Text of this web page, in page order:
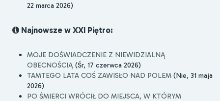
22 marca 2026)
Najnowsze w XXI Piętro:
MOJE DOŚWIADCZENIE Z NIEWIDZIALNĄ
OBECNOŚCIĄ (Śr, 17 czerwca 2026)
TAMTEGO LATA COŚ ZAWISŁO NAD POLEM (Nie, 31 maja
2026)
PO ŚMIERCI WRÓCIŁ DO MIEJSCA, W KTÓRYM